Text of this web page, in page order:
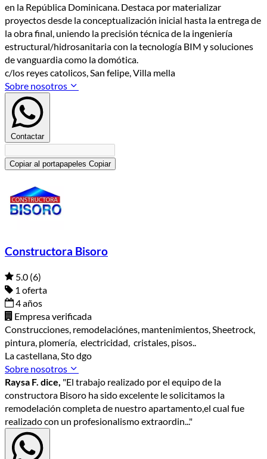
en la República Dominicana. Destaca por materializar
proyectos desde la conceptualización inicial hasta la entrega de
la obra final, uniendo la precisión técnica de la ingeniería
estructural/hidrosanitaria con la tecnología BIM y soluciones
de vanguardia como la domótica.
c/los reyes catolicos, San felipe, Villa mella
Sobre nosotros
Contactar
Copiar al portapapeles Copiar
Constructora Bisoro
5.0 (6)
1 oferta
4 años
Empresa verificada
Construcciones, remodelaciónes, mantenimientos, Sheetrock,
pintura, plomería, electricidad, cristales, pisos..
La castellana, Sto dgo
Sobre nosotros
Raysa F. dice, "El trabajo realizado por el equipo de la
constructora Bisoro ha sido excelente le solicitamos la
remodelación completa de nuestro apartamento,el cual fue
realizado con un profesionalismo extraordin..."